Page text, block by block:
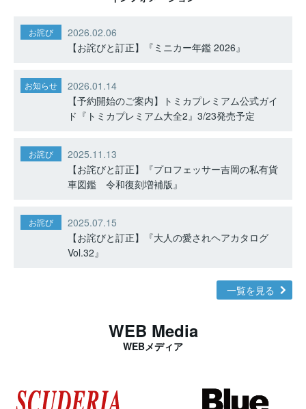
お詫び
2026.02.06
【お詫びと訂正】『ミニカー年鑑 2026』
お知らせ
2026.01.14
【予約開始のご案内】トミカプレミアム公式ガイ
ド『トミカプレミアム大全2』3/23発売予定
お詫び
2025.11.13
【お詫びと訂正】『プロフェッサー吉岡の私有貨
車図鑑 令和復刻増補版』
お詫び
2025.07.15
【お詫びと訂正】『大人の愛されヘアカタログ
Vol.32』
一覧を見る
WEB Media
WEBメディア